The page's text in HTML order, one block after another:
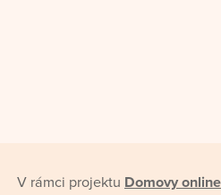
V rámci projektu Domovy online